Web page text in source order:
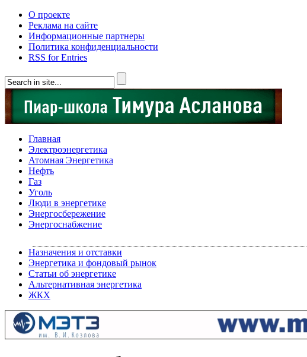
О проекте
Реклама на сайте
Информационные партнеры
Политика конфиденциальности
RSS for Entries
Главная
Электроэнергетика
Атомная Энергетика
Нефть
Газ
Уголь
Люди в энергетике
Энергосбережение
Энергоснабжение
Назначения и отставки
Энергетика и фондовый рынок
Статьи об энергетике
Альтернативная энергетика
ЖКХ